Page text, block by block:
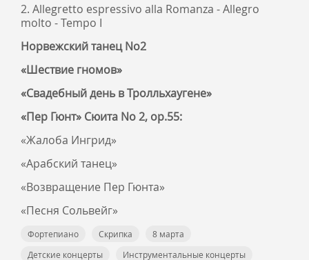
2. Allegretto espressivo alla Romanza - Allegro
molto - Tempo I
Норвежский танец No2
«Шествие гномов»
«Свадебный день в Тролльхаугене»
«Пер Гюнт» Сюита No 2, ор.55:
«Жалоба Ингрид»
«Арабский танец»
«Возвращение Пер Гюнта»
«Песня Сольвейг»
Фортепиано Скрипка
8 марта
Детские концерты
Инструментальные концерты